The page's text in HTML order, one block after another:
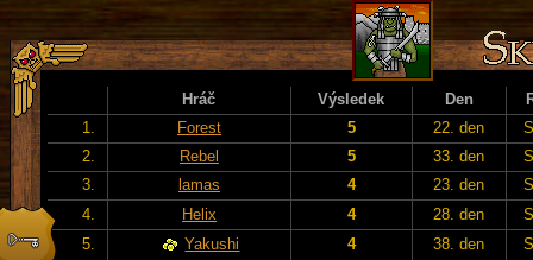
Hráč Výsledek Den
1.
Forest 5 22. den
2.
Rebel 5 33. den
3.
lamas 4 23. den
4.
Helix 4 28. den
5.
Yakushi 4 38. den